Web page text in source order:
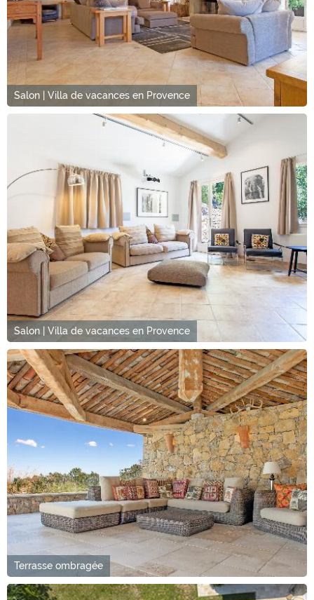
Salon | Villa de vacances en Provence
Salon | Villa de vacances en Provence
Terrasse ombragée